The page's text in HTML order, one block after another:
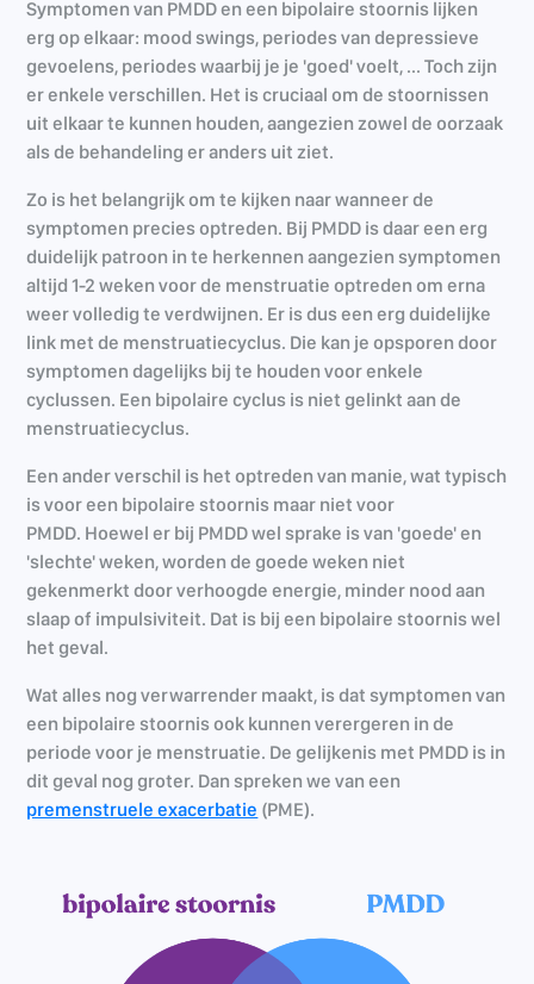
Symptomen van PMDD en een bipolaire stoornis lijken
erg op elkaar: mood swings, periodes van depressieve
gevoelens, periodes waarbij je je 'goed' voelt, ... Toch zijn
er enkele verschillen. Het is cruciaal om de stoornissen
uit elkaar te kunnen houden, aangezien zowel de oorzaak
als de behandeling er anders uit ziet.
Zo is het belangrijk om te kijken naar wanneer de
symptomen precies optreden. Bij PMDD is daar een erg
duidelijk patroon in te herkennen aangezien symptomen
altijd 1-2 weken voor de menstruatie optreden om erna
weer volledig te verdwijnen. Er is dus een erg duidelijke
link met de menstruatiecyclus. Die kan je opsporen door
symptomen dagelijks bij te houden voor enkele
cyclussen. Een bipolaire cyclus is niet gelinkt aan de
menstruatiecyclus.
Een ander verschil is het optreden van manie, wat typisch
is voor een bipolaire stoornis maar niet voor
PMDD. Hoewel er bij PMDD wel sprake is van 'goede' en
'slechte' weken, worden de goede weken niet
gekenmerkt door verhoogde energie, minder nood aan
slaap of impulsiviteit. Dat is bij een bipolaire stoornis wel
het geval.
Wat alles nog verwarrender maakt, is dat symptomen van
een bipolaire stoornis ook kunnen verergeren in de
periode voor je menstruatie. De gelijkenis met PMDD is in
dit geval nog groter. Dan spreken we van een
premenstruele exacerbatie (PME).